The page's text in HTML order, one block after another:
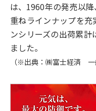
は、1960年の発売以
重ねラインナップを
ンシリーズの出荷累
ました。
（※出典：㈱富士経済 一